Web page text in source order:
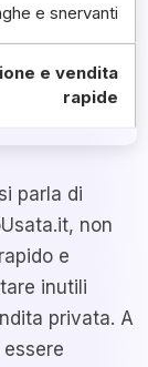
e snervanti
e vendita
rapide
parla di
non
e
inutili
privata. A